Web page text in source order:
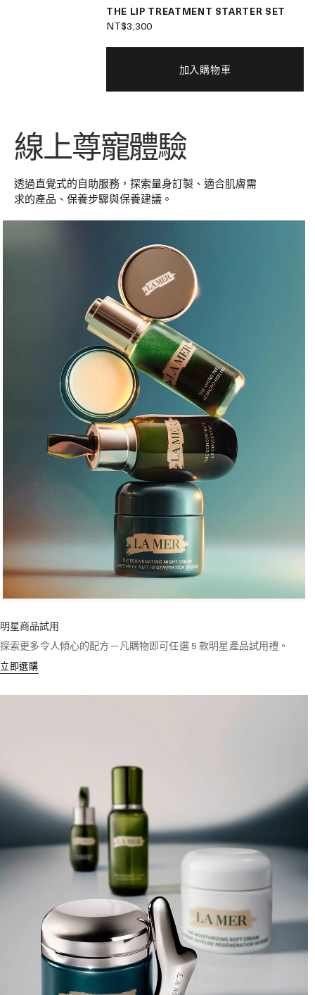
THE LIP TREATMENT STARTER SET
NT$3,300
加入購物車
線上尊寵體驗
透過直覺式的自助服務，探索量身訂製、適合肌膚需
求的產品、保養步驟與保養建議。
明星商品試用
探索更多令人傾心的配方－凡購物即可任選 5 款明星產品試用禮。
立即選購